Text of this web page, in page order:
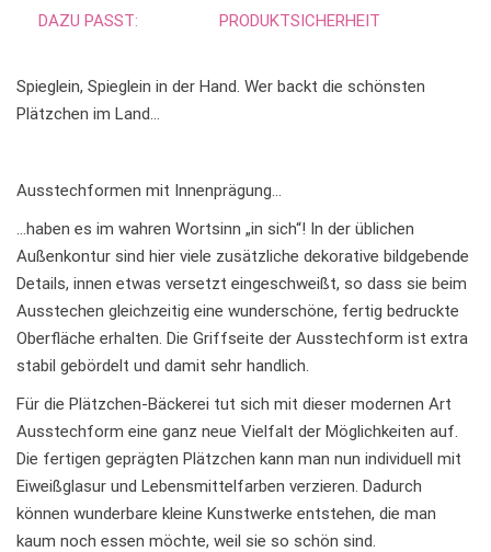
DAZU PASST: PRODUKTSICHERHEIT
Spieglein, Spieglein in der Hand. Wer backt die schönsten
Plätzchen im Land…
Ausstechformen mit Innenprägung…
…haben es im wahren Wortsinn „in sich“! In der üblichen
Außenkontur sind hier viele zusätzliche dekorative bildgebende
Details, innen etwas versetzt eingeschweißt, so dass sie beim
Ausstechen gleichzeitig eine wunderschöne, fertig bedruckte
Oberfläche erhalten. Die Griffseite der Ausstechform ist extra
stabil gebördelt und damit sehr handlich.
Für die Plätzchen-Bäckerei tut sich mit dieser modernen Art
Ausstechform eine ganz neue Vielfalt der Möglichkeiten auf.
Die fertigen geprägten Plätzchen kann man nun individuell mit
Eiweißglasur und Lebensmittelfarben verzieren. Dadurch
können wunderbare kleine Kunstwerke entstehen, die man
kaum noch essen möchte, weil sie so schön sind.